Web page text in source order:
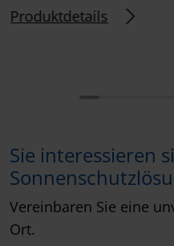
Produktdetails
Sie interessieren
Vereinbaren Sie eine
Ort.